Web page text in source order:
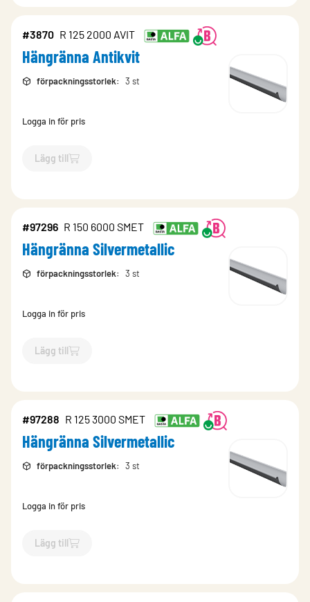
#3870 R 125 2000 AVIT
Hängränna Antikvit
förpackningsstorlek: 3 st
Logga in för pris
Lägg till
`$Lägg till
#97296 R 150 6000 SMET
Hängränna Silvermetallic
förpackningsstorlek: 3 st
Logga in för pris
Lägg till
`$Lägg till
#97288 R 125 3000 SMET
Hängränna Silvermetallic
förpackningsstorlek: 3 st
Logga in för pris
Lägg till
`$Lägg till